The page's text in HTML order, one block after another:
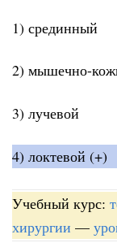
1) срединный
2) мышечно-
3) лучевой
4) локтевой (+)
Учебный курс:
хирургии —